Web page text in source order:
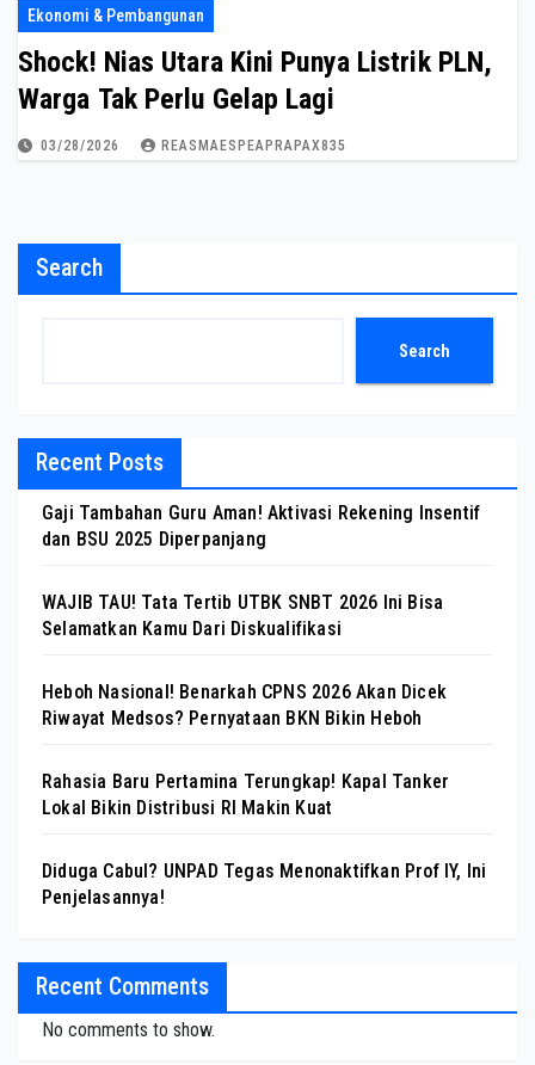
Ekonomi & Pembangunan
Shock! Nias Utara Kini Punya Listrik PLN,
Warga Tak Perlu Gelap Lagi
03/28/2026 REASMAESPEAPRAPAX835
Search
Search
Recent Posts
Gaji Tambahan Guru Aman! Aktivasi Rekening Insentif
dan BSU 2025 Diperpanjang
WAJIB TAU! Tata Tertib UTBK SNBT 2026 Ini Bisa
Selamatkan Kamu Dari Diskualifikasi
Heboh Nasional! Benarkah CPNS 2026 Akan Dicek
Riwayat Medsos? Pernyataan BKN Bikin Heboh
Rahasia Baru Pertamina Terungkap! Kapal Tanker
Lokal Bikin Distribusi RI Makin Kuat
Diduga Cabul? UNPAD Tegas Menonaktifkan Prof IY, Ini
Penjelasannya!
Recent Comments
No comments to show.